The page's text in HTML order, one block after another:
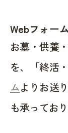
Webフォー
お墓・供養
を、「終活
ムよりお送
も承っており